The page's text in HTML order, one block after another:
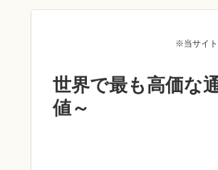
※当サイト
世界で最も高価な
値～